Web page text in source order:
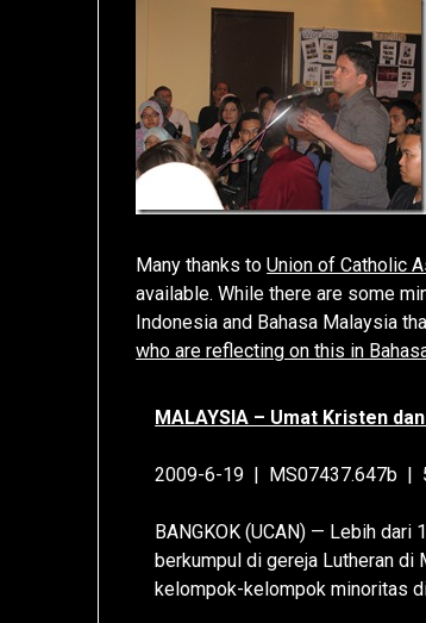
Many thanks toUnion of Catholic
available. While there are some
Indonesia and Bahasa Malaysia
who are reflecting on this in
MALAYSIA – Umat Kristen
2009-6-19 | MS07437.647b
BANGKOK (UCAN) — Lebih dari
berkumpul di gereja Lutheran di
kelompok-kelompok minoritas